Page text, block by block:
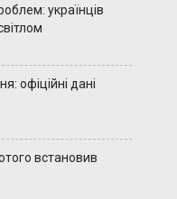
українців
офіційні дані
встановив